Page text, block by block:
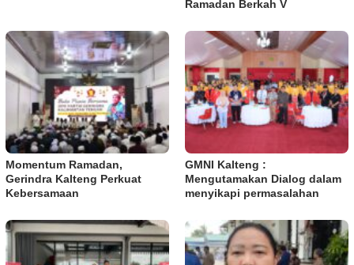
Ramadan Berkah V
Momentum Ramadan,
Gerindra Kalteng Perkuat
Kebersamaan
GMNI Kalteng :
Mengutamakan Dialog dalam
menyikapi permasalahan